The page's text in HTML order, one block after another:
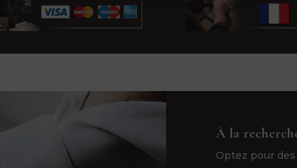
À la
Optez pour